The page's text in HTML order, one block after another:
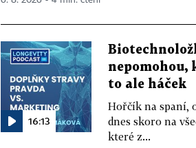
16:13
nepomohou,
to ale háček
Hořčík na spaní,
dnes skoro na
které z...